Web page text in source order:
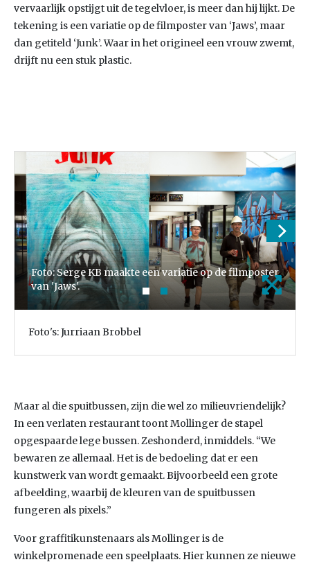
vervaarlijk opstijgt uit de tegelvloer, is meer dan hij lijkt. De
tekening is een variatie op de filmposter van ‘Jaws’, maar
dan getiteld ‘Junk’. Waar in het origineel een vrouw zwemt,
drijft nu een stuk plastic.
Foto: Serge KB maakte een variatie op de filmposter
van 'Jaws'.
Foto's: Jurriaan Brobbel
Maar al die spuitbussen, zijn die wel zo milieuvriendelijk?
In een verlaten restaurant toont Mollinger de stapel
opgespaarde lege bussen. Zeshonderd, inmiddels. “We
bewaren ze allemaal. Het is de bedoeling dat er een
kunstwerk van wordt gemaakt. Bijvoorbeeld een grote
afbeelding, waarbij de kleuren van de spuitbussen
fungeren als pixels.”
Voor graffitikunstenaars als Mollinger is de
winkelpromenade een speelplaats. Hier kunnen ze nieuwe